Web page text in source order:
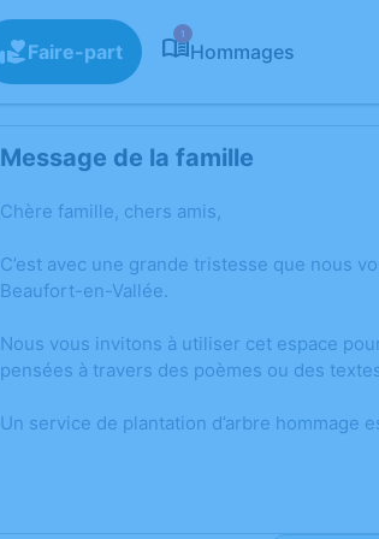
Faire-part
1
Hommages
Message de la famille
Chère famille, chers amis,
C’est avec une grande tristesse que nous
Beaufort-en-Vallée.
Nous vous invitons à utiliser cet espace
pensées à travers des poèmes ou des
Un service de plantation d’arbre hommage